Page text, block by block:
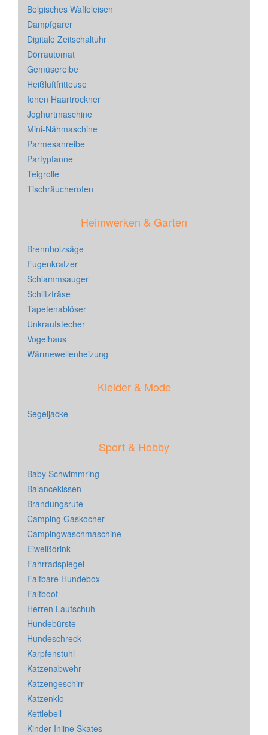
Belgisches Waffeleisen
Dampfgarer
Digitale Zeitschaltuhr
Dörrautomat
Gemüsereibe
Heißluftfritteuse
Ionen Haartrockner
Joghurtmaschine
Mini-Nähmaschine
Parmesanreibe
Partypfanne
Teigrolle
Tischräucherofen
Heimwerken & Garten
Brennholzsäge
Fugenkratzer
Schlammsauger
Schlitzfräse
Tapetenablöser
Unkrautstecher
Vogelhaus
Wärmewellenheizung
Kleider & Mode
Segeljacke
Sport & Hobby
Baby Schwimmring
Balancekissen
Brandungsrute
Camping Gaskocher
Campingwaschmaschine
Eiweißdrink
Fahrradspiegel
Faltbare Hundebox
Faltboot
Herren Laufschuh
Hundebürste
Hundeschreck
Karpfenstuhl
Katzenabwehr
Katzengeschirr
Katzenklo
Kettlebell
Kinder Inline Skates